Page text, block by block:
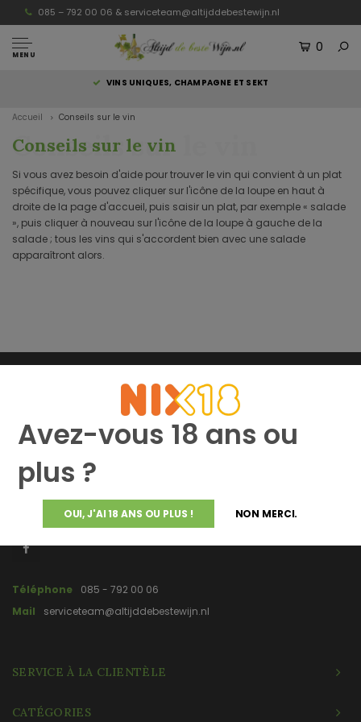
085 – 792 00 06 & serviceteam@altijddebestewijn.nl
MENU
0
VINS UNIQUES, CHAMPAGNE ET SEKT
Avez-vous 18 ans ou
plus ?
OUI, J'AI 18 ANS OU PLUS ! NON MERCI.
Accueil Conseils sur le vin
Conseils sur le vin
Conseils sur le vin
Si vous avez besoin d'aide pour trouver le vin qui convient à un plat
spécifique, vous pouvez cliquer sur l'icône de la loupe en haut à
droite de la page d'accueil, puis saisir un plat, par exemple « salade
», puis cliquer à nouveau sur l'icône de la loupe à gauche de la
salade ; tous les vins qui s'accordent bien avec une salade
apparaîtront alors.
provenant directement du vigneron et élaborés et mis en bouteille
Téléphone
085 - 792 00 06
Mail
serviceteam@altijddebestewijn.nl
SERVICE À LA CLIENTÈLE
CATÉGORIES